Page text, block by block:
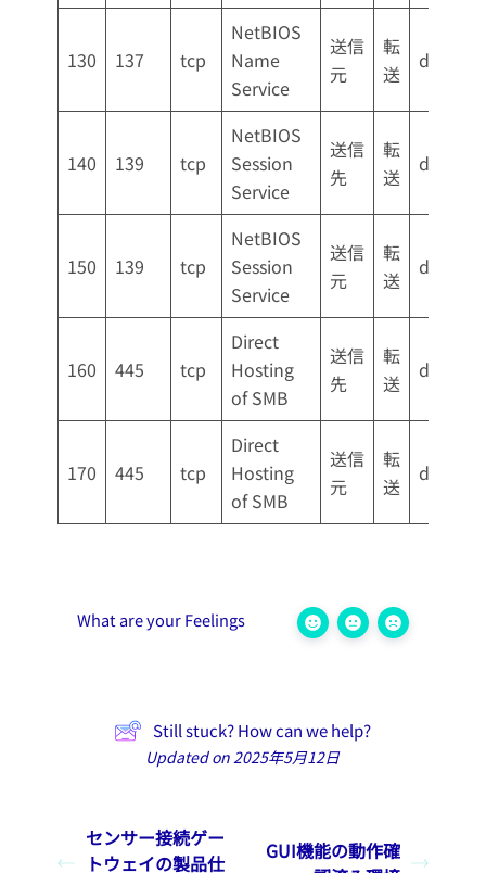
130 137 tcp
NetBIOS
Name
Service
送信
元
転
送
drop
140 139 tcp
NetBIOS
Session
Service
送信
先
転
送
drop
150 139 tcp
NetBIOS
Session
Service
送信
元
転
送
drop
160 445 tcp
Direct
Hosting
of SMB
送信
先
転
送
drop
170 445 tcp
Direct
Hosting
of SMB
送信
元
転
送
drop
What are your Feelings
Still stuck? How can we help?
Updated on 2025年5月12日
センサー接続ゲー
トウェイの製品仕
GUI機能の動作確